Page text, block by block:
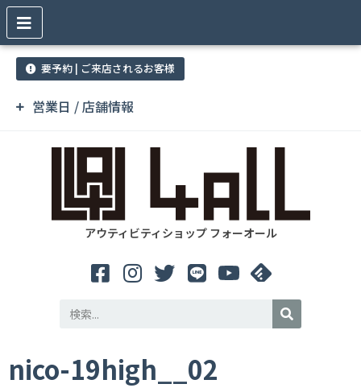
営業日 / 店舗情報
要予約 | ご来店されるお客様
アウティビティショップ フォーオール
nico-19high__02